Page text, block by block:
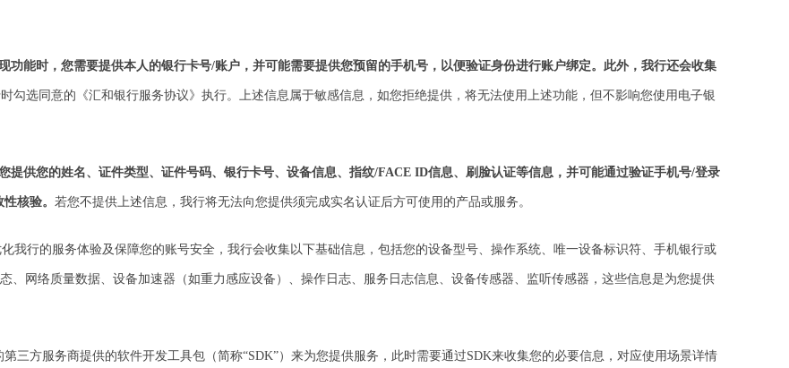
功能时，您需要提供本人的银行卡号/账户，并可能需要提供您预留的手机号，以便验证身份进行账户绑定。此外，我行还会收集
勾选同意的《汇和银行服务协议》执行。上述信息属于敏感信息，如您拒绝提供，将无法使用上述功能，但不影响您使用电子银
提供您的姓名、证件类型、证件号码、银行卡号、设备信息、指纹/FACE ID信息、刷脸认证等信息，并可能通过验证手机号/登录
核验。 若您不提供上述信息，我行将无法向您提供须完成实名认证后方可使用的产品或服务。
我行的服务体验及保障您的账号安全，我行会收集以下基础信息，包括您的设备型号、操作系统、唯一设备标识符、手机银行或
、网络质量数据、设备加速器（如重力感应设备）、操作日志、服务日志信息、设备传感器、监听传感器，这些信息是为您提供
三方服务商提供的软件开发工具包（简称“SDK”）来为您提供服务，此时需要通过SDK来收集您的必要信息，对应使用场景详情